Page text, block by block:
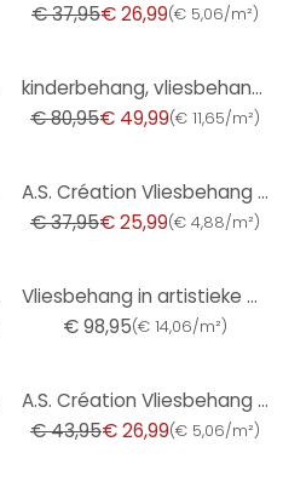
€ 37,95€ 26,99(€ 5,06/m²)
kinderbehang, vliesbehang met illustratie Kids Walls wit, groen
€ 80,95€ 49,99(€ 11,65/m²)
A.S. Création Vliesbehang The BOS - Battle of Style Bloemetjesbehang Blauw, Goud, Petrol
€ 37,95€ 25,99(€ 4,88/m²)
Vliesbehang in artistieke golflook en beige, rode golf
€ 98,95(€ 14,06/m²)
A.S. Création Vliesbehang The BOS - Battle of Style - Bloemenbehang Wit, Zilver, Oranje
€ 43,95€ 26,99(€ 5,06/m²)